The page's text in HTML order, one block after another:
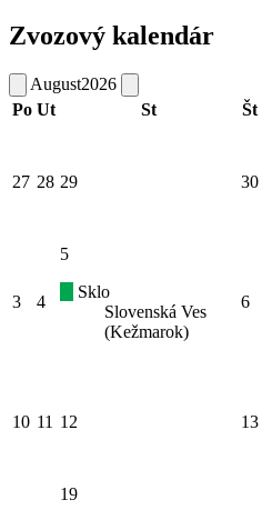
Zvozový kalendár
August2026
Po Ut St Št
27 28 29 30
3 4
5
Sklo
Slovenská Ves
(Kežmarok)
6
10 11 12 13
19